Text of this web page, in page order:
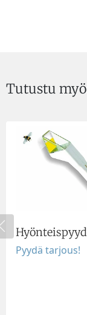
Tutustu
Pyydä tarjous!